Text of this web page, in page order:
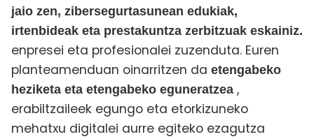
jaio zen, zibersegurtasunean edukiak,
irtenbideak eta prestakuntza zerbitzuak eskainiz.
enpresei eta profesionalei zuzenduta. Euren
planteamenduan oinarritzen da etengabeko
heziketa eta etengabeko eguneratzea ,
erabiltzaileek egungo eta etorkizuneko
mehatxu digitalei aurre egiteko ezagutza